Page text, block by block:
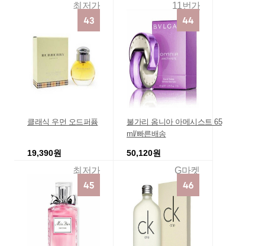
최저가 11번가
클래식 우먼 오드퍼퓸
19,390원
최저가
불가리 옴니아 아메시스트 65
ml/빠른배송
50,120원
G마켓